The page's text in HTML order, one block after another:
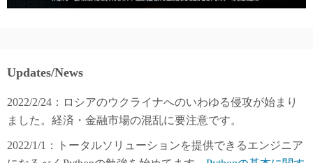
Updates/News
2022/2/24：ロシアのウクライナへのいわゆる侵攻が始まり
ました。経済・金融市場の混乱に要注意です。
2022/1/1：トータルソリューションを提供できるエンジニア